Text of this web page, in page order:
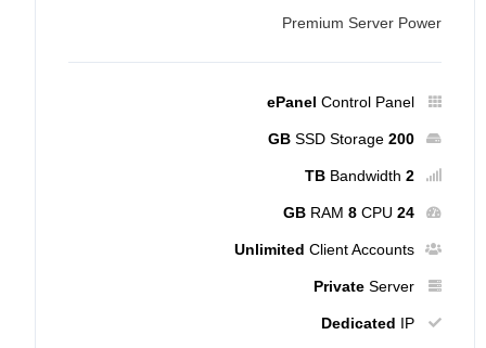
Premium Server Power
ePanel Control Panel
200 GB
SSD Storage
2 TB
Bandwidth
24 GB
RAM 8 CPU
Unlimited Client Accounts
Private Server
Dedicated IP